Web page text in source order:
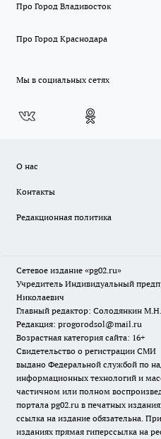
Про Город Владивосток
Про Город Краснодара
Мы в социальных сетях
О нас
Контакты
Редакционная политика
Сетевое издание «pg02.ru»
Учредитель Индивидуальный
Николаевич
Главный редактор: Солодянкин М.Н.
Редакция: progorodsol@mail.ru
Возрастная категория сайта: 16+
Свидетельство о регистрации
выдано Федеральной службой по
информационных технологий и
частичном или полном
портала pg02.ru в печатных
ссылка на издание обязательна.
изданиях прямая гиперссылка на